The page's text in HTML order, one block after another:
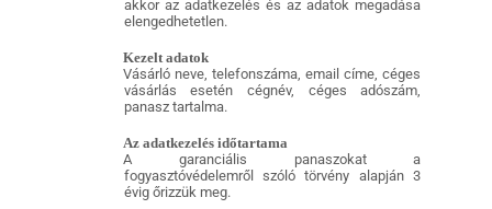
akkor az adatkezelés és az adatok megadása
elengedhetetlen.
Kezelt adatok
Vásárló neve, telefonszáma, email címe, céges
vásárlás esetén cégnév, céges adószám,
panasz tartalma.
Az adatkezelés időtartama
A garanciális panaszokat a
fogyasztóvédelemről szóló törvény alapján 3
évig őrizzük meg.